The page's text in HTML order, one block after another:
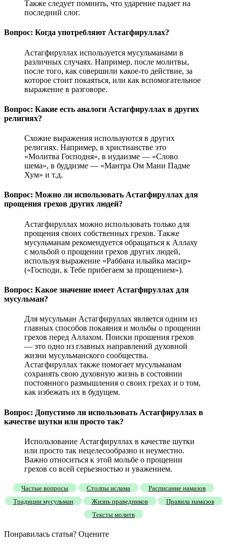
Также следует помнить, что ударение падает на
последний слог.
Вопрос: Когда употребляют Астагфируллах?
Астагфируллах используется мусульманами в
различных случаях. Например, после молитвы,
после того, как совершили какое-то действие, за
которое стоит покаяться, или как вспомогательное
выражение в разговоре.
Вопрос: Какие есть аналоги Астагфируллах в других
религиях?
Схожие выражения используются в других
религиях. Например, в христианстве это
«Молитва Господня», в иудаизме — «Слово
шема», в буддизме — «Мантра Ом Мани Падме
Хум» и т.д.
Вопрос: Можно ли использовать Астагфируллах для
прощения грехов других людей?
Астагфируллах можно использовать только для
прощения своих собственных грехов. Также
мусульманам рекомендуется обращаться к Аллаху
с мольбой о прощении грехов других людей,
используя выражение «Раббана ильайка масир»
(«Господи, к Тебе прибегаем за прощением»).
Вопрос: Какое значение имеет Астагфируллах для
мусульман?
Для мусульман Астагфируллах является одним из
главных способов покаяния и мольбы о прощении
грехов перед Аллахом. Поиски прошения грехов
— это одно из главных направлений духовной
жизни мусульманского сообщества.
Астагфируллах также помогает мусульманам
сохранять свою духовную жизнь в состоянии
постоянного размышления о своих грехах и о том,
как избежать их в будущем.
Вопрос: Допустимо ли использовать Астагфируллах в
качестве шутки или просто так?
Использование Астагфируллах в качестве шутки
или просто так нецелесообразно и неуместно.
Важно относиться к этой мольбе о прощении
грехов со всей серьезностью и уважением.
Частые вопросы Столпы ислама
Расписание намазов
Традиции мусульман
Жизнь праведников
Правила намазов
Тексты молитв
Понравилась статья? Оцените